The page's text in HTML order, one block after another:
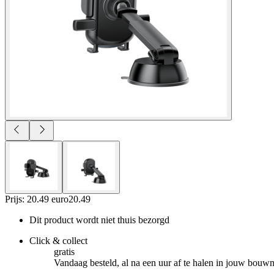
Prijs: 20.49 euro20.49
Dit product wordt niet thuis bezorgd
Click & collect
gratis
Vandaag besteld, al na een uur af te halen in jouw